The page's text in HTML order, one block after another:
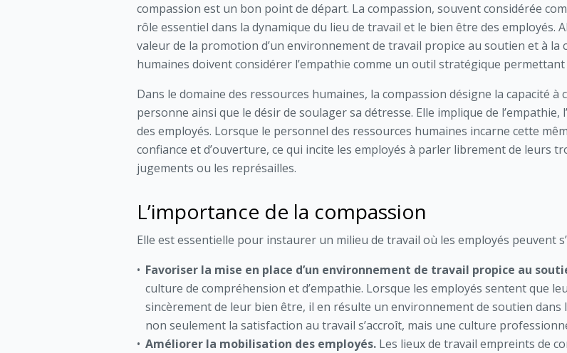
compassion est un bon point de départ. La compassion, souvent considérée
rôle essentiel dans la dynamique du lieu de travail et le bien être des employés.
valeur de la promotion d’un environnement de travail propice au soutien et à
humaines doivent considérer l’empathie comme un outil stratégique
Dans le domaine des ressources humaines, la compassion désigne la capacité
personne ainsi que le désir de soulager sa détresse. Elle implique de
des employés. Lorsque le personnel des ressources humaines incarne cette
confiance et d’ouverture, ce qui incite les employés à parler librement de leurs
jugements ou les représailles.
L’importance de la compassion
Elle est essentielle pour instaurer un milieu de travail où les employés peuvent
Favoriser la mise en place d’un environnement de travail propice au
culture de compréhension et d’empathie. Lorsque les employés sentent que
sincèrement de leur bien être, il en résulte un environnement de soutien dans
non seulement la satisfaction au travail s’accroît, mais une culture
Améliorer la mobilisation des employés. Les lieux de travail empreints de